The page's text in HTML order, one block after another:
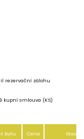
rezervační zálohu
kupní smlouva (KS)
bytu Cena Stav